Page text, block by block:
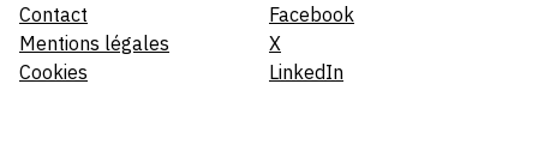
Contact
Mentions légales
Cookies
Facebook
X
LinkedIn